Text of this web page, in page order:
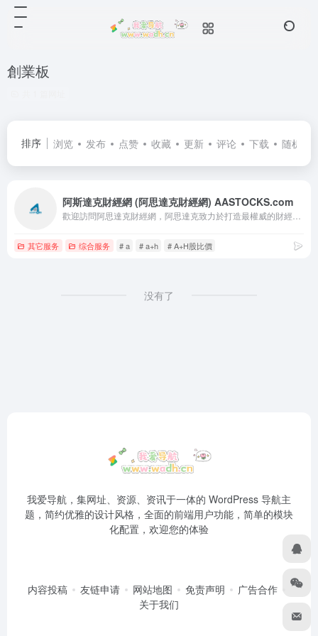
創業板
排序 浏览 发布 点赞 收藏 更新 评论 下载 随机
阿斯達克財經網 (阿思達克財經網) AASTOCKS.com
其它服务 综合服务 # a # a+h # A+H股比價
没有了
我爱导航，集网址、资源、资讯于一体的 WordPress 导航主
题，简约优雅的设计风格，全面的前端用户功能，简单的模块
化配置，欢迎您的体验
内容投稿 友链申请 网站地图 免责声明
广告合作
关于我们